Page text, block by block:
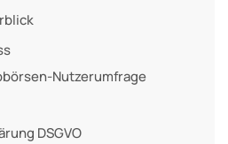
Nutzerumfrage
DSGVO